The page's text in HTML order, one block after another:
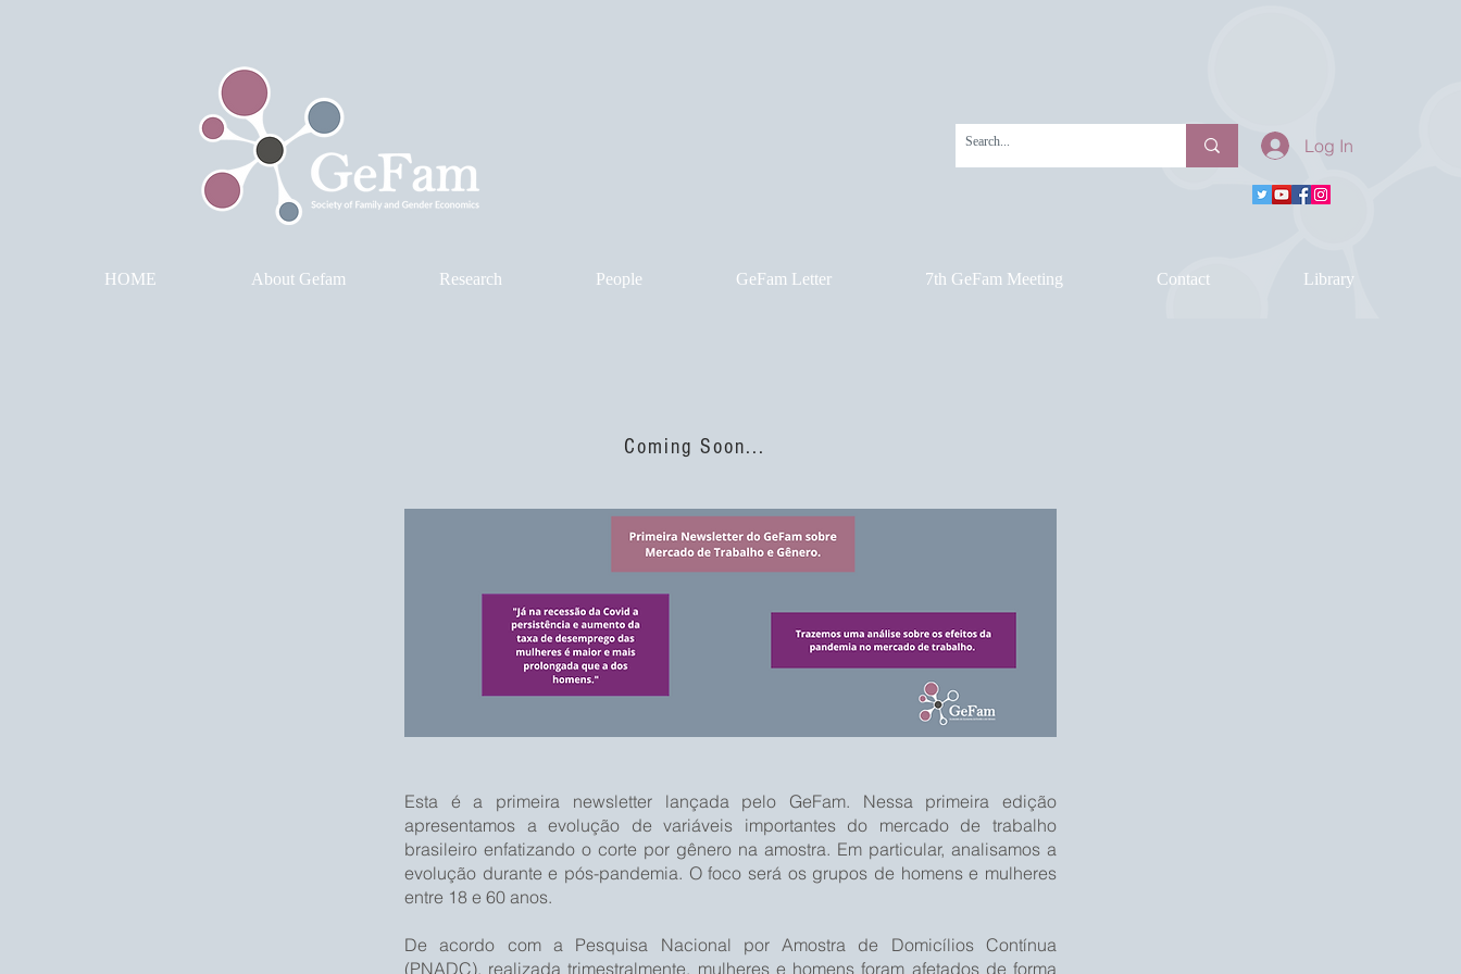
HOME About Gefam Research People GeFam Letter 7th GeFam Meeting Contact Library
Log In
Coming Soon...
Esta é a primeira newsletter lançada pelo GeFam. Nessa primeira edição
apresentamos a evolução de variáveis importantes do mercado de trabalho
brasileiro enfatizando o corte por gênero na amostra. Em particular, analisamos a
evolução durante e pós-pandemia. O foco será os grupos de homens e mulheres
entre 18 e 60 anos.
De acordo com a Pesquisa Nacional por Amostra de Domicílios Contínua
(PNADC), realizada trimestralmente, mulheres e homens foram afetados de forma